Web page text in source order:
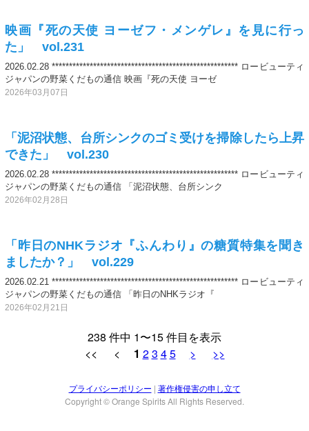
映画『死の天使 ヨーゼフ・メンゲレ』を見に行っ
た」 vol.231
2026.02.28 ****************************************************** ロービューティ
ジャパンの野菜くだもの通信 映画『死の天使 ヨーゼ
2026年03月07日
「泥沼状態、台所シンクのゴミ受けを掃除したら上昇
できた」 vol.230
2026.02.28 ****************************************************** ロービューティ
ジャパンの野菜くだもの通信 「泥沼状態、台所シンク
2026年02月28日
「昨日のNHKラジオ『ふんわり』の糖質特集を聞き
ましたか？」 vol.229
2026.02.21 ****************************************************** ロービューティ
ジャパンの野菜くだもの通信 「昨日のNHKラジオ『
2026年02月21日
238 件中 1〜15 件目を表示
<< < 1 23 45 > >>
プライバシーポリシー | 著作権侵害の申し立て
Copyright © Orange Spirits All Rights Reserved.